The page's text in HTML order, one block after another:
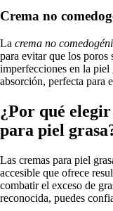
Crema no
La crema no
para evitar que los
imperfecciones en la piel
absorción, perfecta para
¿Por qué
para piel
Las cremas para piel
accesible que ofrece
combatir el exceso de
reconocida, puedes